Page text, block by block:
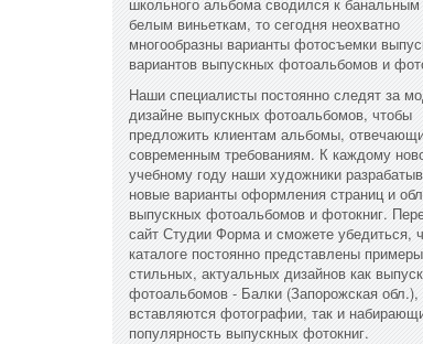
белым виньеткам, то сегодня неохватно
многообразны варианты фотосъемки
вариантов выпускных фотоальбомов и
Наши специалисты постоянно следят за
дизайне выпускных фотоальбомов, чтобы
предложить клиентам альбомы,
современным требованиям. К каждому
учебному году наши художники
новые варианты оформления страниц и
выпускных фотоальбомов и фотокниг.
сайт Студии Форма и сможете убедиться,
каталоге постоянно представлены примеры
стильных, актуальных дизайнов как
фотоальбомов - Балки (Запорожская обл.),
вставляются фотографии, так и
популярность выпускных фотокниг.